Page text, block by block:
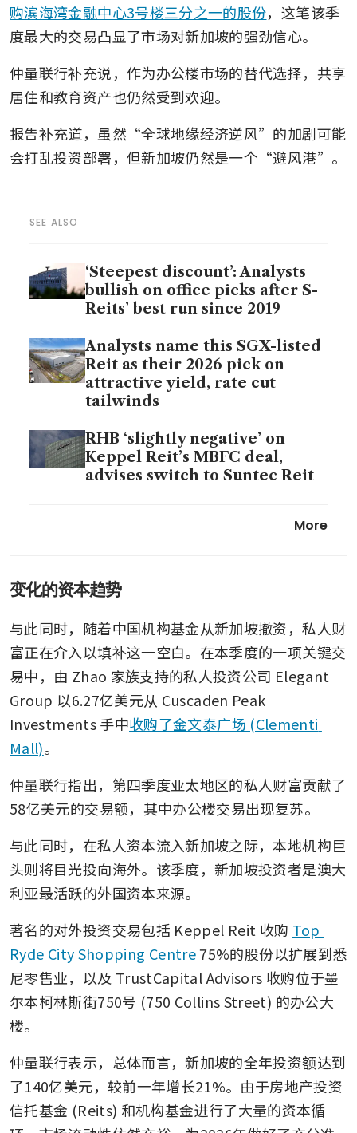
购滨海湾金融中心3号楼三分之一的股份，这笔该季
度最大的交易凸显了市场对新加坡的强劲信心。
仲量联行补充说，作为办公楼市场的替代选择，共享
居住和教育资产也仍然受到欢迎。
报告补充道，虽然“全球地缘经济逆风”的加剧可能
会打乱投资部署，但新加坡仍然是一个“避风港”。
SEE ALSO
‘Steepest discount’: Analysts
bullish on office picks after S-
Reits’ best run since 2019
Analysts name this SGX-listed
Reit as their 2026 pick on
attractive yield, rate cut
tailwinds
RHB ‘slightly negative’ on
Keppel Reit’s MBFC deal,
advises switch to Suntec Reit
notified of Clementi Mall sale,
More
变化的资本趋势
与此同时，随着中国机构基金从新加坡撤资，私人财
富正在介入以填补这一空白。在本季度的一项关键交
易中，由 Zhao 家族支持的私人投资公司 Elegant
Group 以6.27亿美元从 Cuscaden Peak
Investments 手中收购了金文泰广场 (Clementi
Mall)。
仲量联行指出，第四季度亚太地区的私人财富贡献了
58亿美元的交易额，其中办公楼交易出现复苏。
与此同时，在私人资本流入新加坡之际，本地机构巨
头则将目光投向海外。该季度，新加坡投资者是澳大
利亚最活跃的外国资本来源。
著名的对外投资交易包括 Keppel Reit 收购 Top
Ryde City Shopping Centre 75%的股份以扩展到悉
尼零售业，以及 TrustCapital Advisors 收购位于墨
尔本柯林斯街750号 (750 Collins Street) 的办公大
楼。
仲量联行表示，总体而言，新加坡的全年投资额达到
了140亿美元，较前一年增长21%。由于房地产投资
信托基金 (Reits) 和机构基金进行了大量的资本循